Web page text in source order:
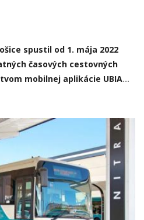
spustil od 1. mája 2022
časových cestovných
mobilnej aplikácie UBIA…